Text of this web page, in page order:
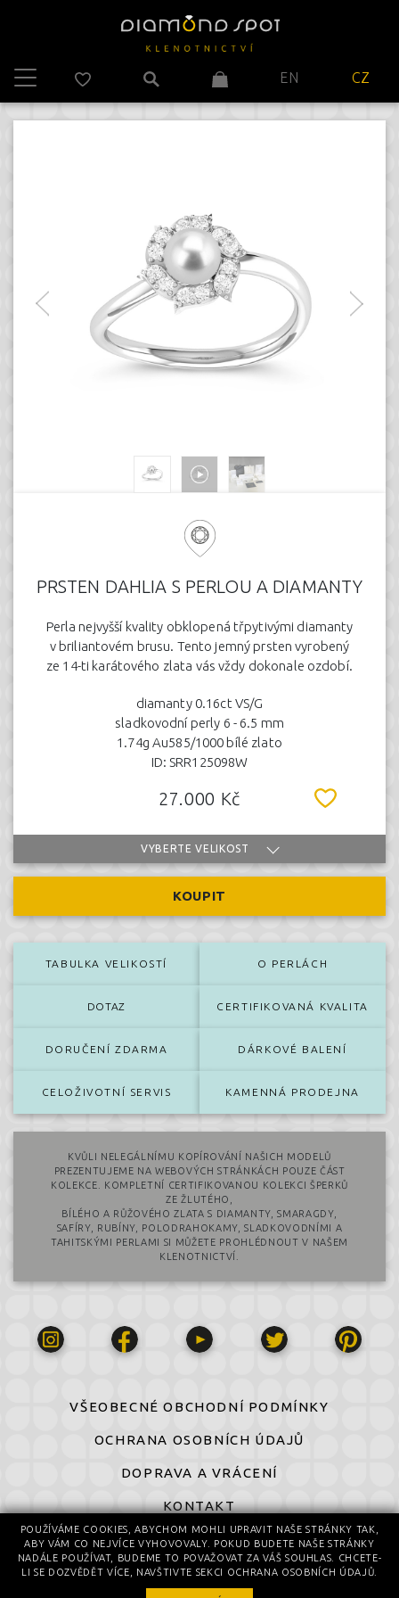
EN CZ
PRSTEN DAHLIA S PERLOU A DIAMANTY
Perla nejvyšší kvality obklopená třpytivými diamanty
v briliantovém brusu. Tento jemný prsten vyrobený
ze 14-ti karátového zlata vás vždy dokonale ozdobí.
diamanty 0.16ct VS/G
sladkovodní perly 6 - 6.5 mm
1.74g Au585/1000 bílé zlato
ID: SRR125098W
27.000 Kč
VYBERTE VELIKOST
KOUPIT
TABULKA VELIKOSTÍ O PERLÁCH
DOTAZ CERTIFIKOVANÁ KVALITA
DORUČENÍ ZDARMA DÁRKOVÉ BALENÍ
CELOŽIVOTNÍ SERVIS KAMENNÁ PRODEJNA
KVŮLI NELEGÁLNÍMU KOPÍROVÁNÍ NAŠICH MODELŮ
PREZENTUJEME NA WEBOVÝCH STRÁNKÁCH POUZE ČÁST
KOLEKCE. KOMPLETNÍ CERTIFIKOVANOU KOLEKCI ŠPERKŮ
ZE ŽLUTÉHO,
BÍLÉHO A RŮŽOVÉHO ZLATA S DIAMANTY, SMARAGDY,
SAFÍRY, RUBÍNY, POLODRAHOKAMY, SLADKOVODNÍMI A
TAHITSKÝMI PERLAMI SI MŮŽETE PROHLÉDNOUT V NAŠEM
KLENOTNICTVÍ.
VŠEOBECNÉ OBCHODNÍ PODMÍNKY
OCHRANA OSOBNÍCH ÚDAJŮ
DOPRAVA A VRÁCENÍ
KONTAKT
© 2016-2026 All Rights Reserved
© design by Daniela Komatović
POUŽÍVÁME COOKIES, ABYCHOM MOHLI UPRAVIT NAŠE STRÁNKY TAK,
ABY VÁM CO NEJVÍCE VYHOVOVALY. POKUD BUDETE NAŠE STRÁNKY
NADÁLE POUŽÍVAT, BUDEME TO POVAŽOVAT ZA VÁŠ SOUHLAS. CHCETE-
LI SE DOZVĚDĚT VÍCE, NAVŠTIVTE SEKCI OCHRANA OSOBNÍCH ÚDAJŮ.